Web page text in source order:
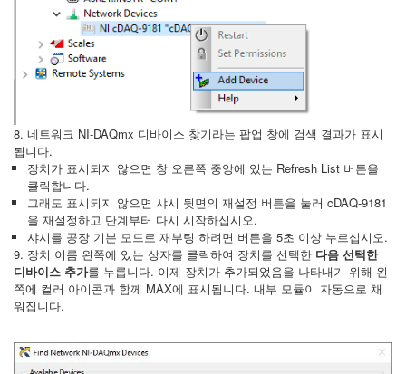
8. 네트워크 NI-DAQmx 디바이스 찾기라는 팝업 창에 검색 결과가 표시
됩니다.
장치가 표시되지 않으면 창 오른쪽 중앙에 있는 Refresh List 버튼을
클릭합니다.
그래도 표시되지 않으면 샤시 뒷면의 재설정 버튼을 눌러 cDAQ-9181
을 재설정하고 단계부터 다시 시작하십시오.
샤시를 공장 기본 모드로 재부팅 하려면 버튼을 5초 이상 누르십시오.
9. 장치 이름 왼쪽에 있는 상자를 클릭하여 장치를 선택한 다음 선택한
디바이스 추가를 누릅니다. 이제 장치가 추가되었음을 나타내기 위해 왼
쪽에 컬러 아이콘과 함께 MAX에 표시됩니다. 내부 모듈이 자동으로 채
워집니다.